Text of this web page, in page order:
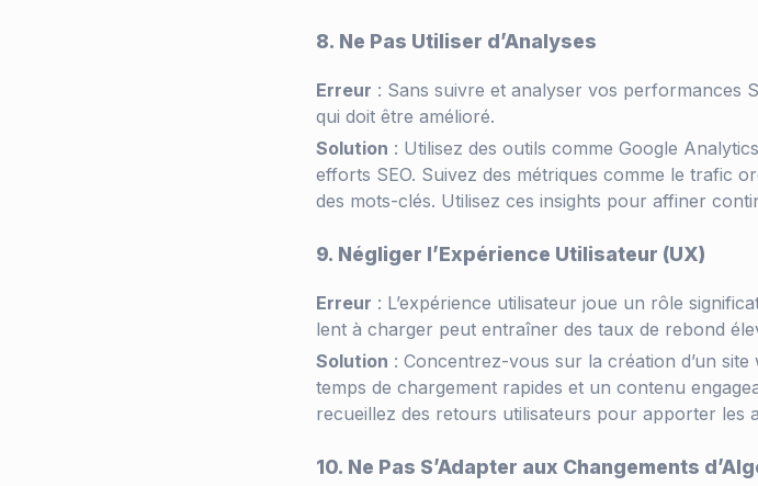
8. Ne Pas Utiliser d’Analyses
Erreur : Sans suivre et analyser vos performances
qui doit être amélioré.
Solution : Utilisez des outils comme Google
efforts SEO. Suivez des métriques comme le trafic
des mots-clés. Utilisez ces insights pour affiner
9. Négliger l’Expérience Utilisateur (UX)
Erreur : L’expérience utilisateur joue un rôle
lent à charger peut entraîner des taux de rebond
Solution : Concentrez-vous sur la création d’un
temps de chargement rapides et un contenu
recueillez des retours utilisateurs pour apporter les
10. Ne Pas S’Adapter aux Changements